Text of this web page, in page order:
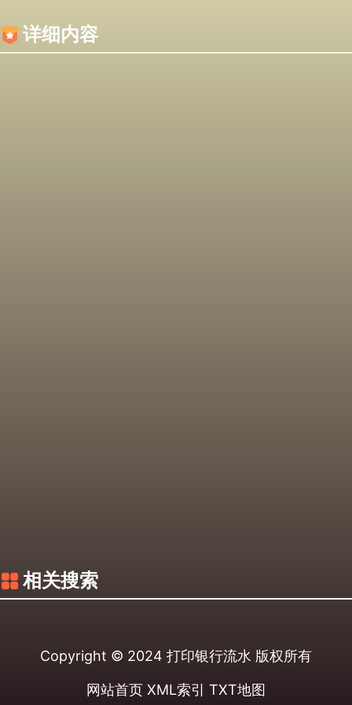
详细内容
相关搜索
Copyright © 2024 打印银行流水 版权所有
网站首页 XML索引 TXT地图